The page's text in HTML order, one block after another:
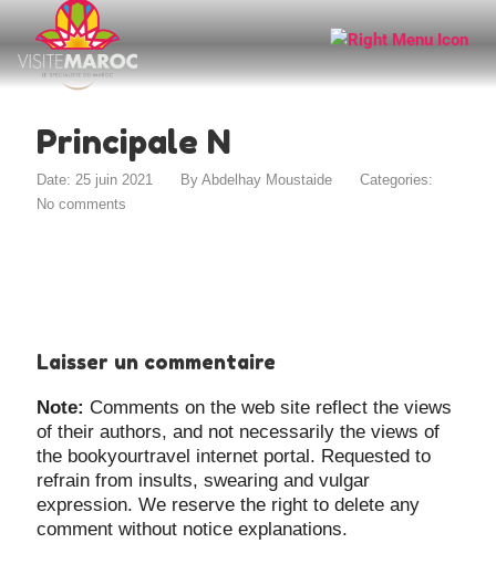
Principale N
Date: 25 juin 2021 ByAbdelhay Moustaide
Categories:
No comments
Laisser un commentaire
Note: Comments on the web site reflect the views
of their authors, and not necessarily the views of
the bookyourtravel internet portal. Requested to
refrain from insults, swearing and vulgar
expression. We reserve the right to delete any
comment without notice explanations.